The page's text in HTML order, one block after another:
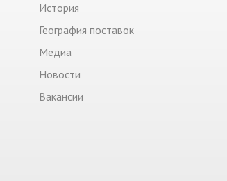
История
География поставок
Медиа
Новости
Вакансии